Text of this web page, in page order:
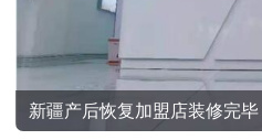
新疆产后恢复加盟店装修完毕